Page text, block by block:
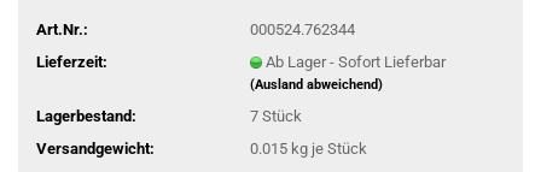
Art.Nr.:
000524.762344
Lieferzeit:
Ab Lager - Sofort Lieferbar
(Ausland abweichend)
Lagerbestand: 7 Stück
Versandgewicht:
0.015kg je Stück